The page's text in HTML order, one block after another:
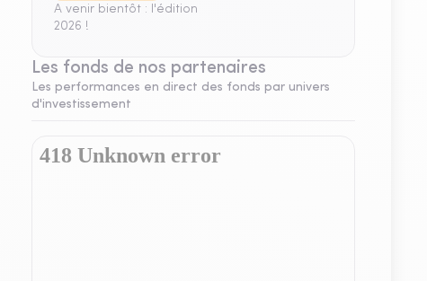
A venir bientôt : l'édition
2026 !
Les fonds de nos partenaires
Les performances en direct des fonds par univers
d'investissement